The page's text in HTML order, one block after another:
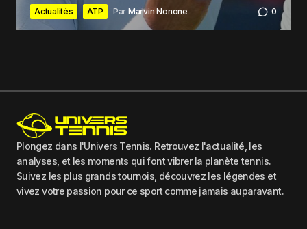
Actualités ATP Par Marvin Nonone 0
Plongez dans l'Univers Tennis. Retrouvez l'actualité, les
analyses, et les moments qui font vibrer la planète tennis.
Suivez les plus grands tournois, découvrez les légendes et
vivez votre passion pour ce sport comme jamais auparavant.